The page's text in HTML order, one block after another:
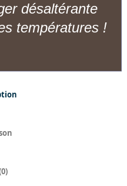
désaltérante
températures !